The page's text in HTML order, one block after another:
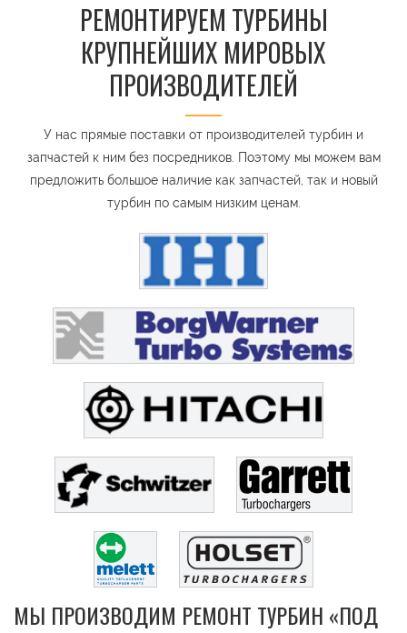
РЕМОНТИРУЕМ ТУРБИНЫ
КРУПНЕЙШИХ МИРОВЫХ
ПРОИЗВОДИТЕЛЕЙ
У нас прямые поставки от производителей турбин и
запчастей к ним без посредников. Поэтому мы можем вам
предложить большое наличие как запчастей, так и новый
турбин по самым низким ценам.
МЫ ПРОИЗВОДИМ РЕМОНТ ТУРБИН «ПОД